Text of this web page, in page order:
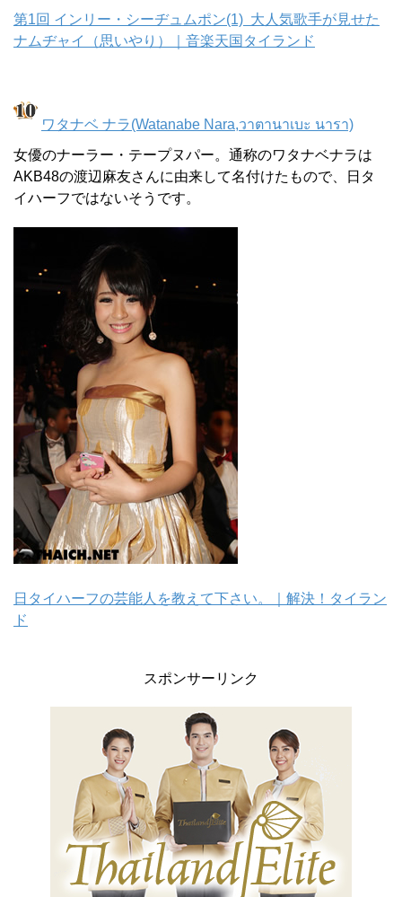
第1回 インリー・シーヂュムポン(1) 大人気歌手が見せた
ナムヂャイ（思いやり）｜音楽天国タイランド
ワタナベ ナラ(Watanabe Nara,วาตานาเบะ นารา)
女優のナーラー・テープヌパー。通称のワタナベナラは
AKB48の渡辺麻友さんに由来して名付けたもので、日タ
イハーフではないそうです。
日タイハーフの芸能人を教えて下さい。｜解決！タイラン
ド
スポンサーリンク